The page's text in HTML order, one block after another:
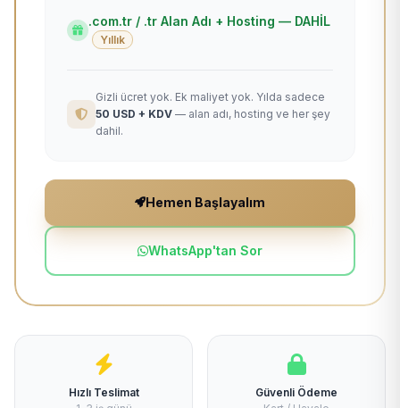
.com.tr / .tr Alan Adı + Hosting — DAHİL
Yıllık
Gizli ücret yok. Ek maliyet yok. Yılda sadece
50 USD + KDV — alan adı, hosting ve her şey
dahil.
Hemen Başlayalım
WhatsApp'tan Sor
Hızlı Teslimat
Güvenli Ödeme